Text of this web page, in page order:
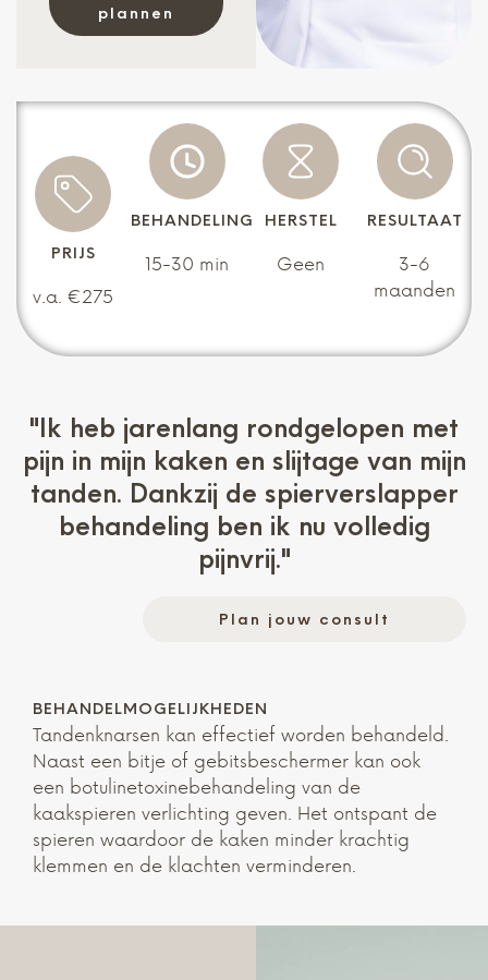
plannen
PRIJS
v.a. €275
BEHANDELING
15-30 min
HERSTEL
Geen
RESULTAAT
3-6
maanden
"Ik heb jarenlang rondgelopen met
pijn in mijn kaken en slijtage van mijn
tanden. Dankzij de spierverslapper
behandeling ben ik nu volledig
pijnvrij."
Plan jouw consult
BEHANDELMOGELIJKHEDEN
Tandenknarsen kan effectief worden behandeld.
Naast een bitje of gebitsbeschermer kan ook
een botulinetoxinebehandeling van de
kaakspieren verlichting geven. Het ontspant de
spieren waardoor de kaken minder krachtig
klemmen en de klachten verminderen.